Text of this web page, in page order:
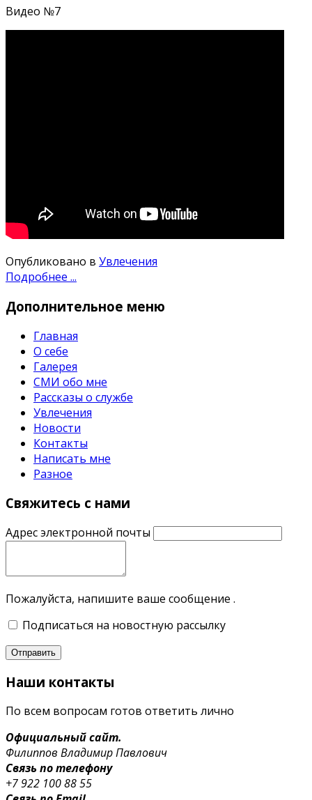
Видео №7
Опубликовано в Увлечения
Подробнее ...
Дополнительное меню
Главная
О себе
Галерея
СМИ обо мне
Рассказы о службе
Увлечения
Новости
Контакты
Написать мне
Разное
Свяжитесь с нами
Адрес электронной почты
Пожалуйста, напишите ваше сообщение .
Подписаться на новостную рассылку
Отправить
Наши контакты
По всем вопросам готов ответить лично
Официальный сайт.
Филиппов Владимир Павлович
Связь по телефону
+7 922 100 88 55